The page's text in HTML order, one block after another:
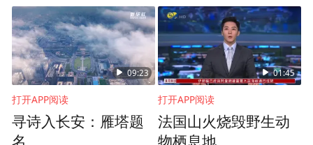
09:23
打开APP阅读
寻诗入长安：雁塔题
名
01:45
打开APP阅读
法国山火烧毁野生动
物栖息地